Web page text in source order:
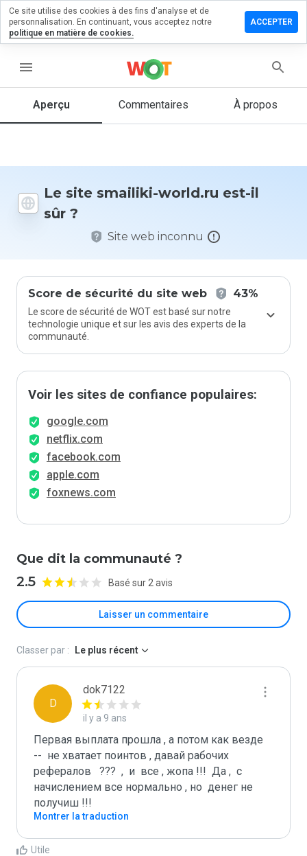
menu
Aperçu Commentaires À propos
Le site smailiki-world.ru est-il
sûr ?
Site web inconnu
Score de sécurité du site web 43%
Le score de sécurité de WOT est basé sur notre
technologie unique et sur les avis des experts de la
communauté.
Voir les sites de confiance populaires:
google.com
netflix.com
facebook.com
apple.com
foxnews.com
Que dit la communauté ?
2.5 Basé sur 2 avis
Laisser un commentaire
un
1 et 5
vous à ce
site ?
Classer par : Le plus récent
D
dok7122
il y a 9 ans
Первая выплата прошла , а потом как везде
--  не хватает поинтов , давай рабочих
рефералов   ???  ,  и  все , жопа !!!  Да ,  с
начислением все нормально , но  денег не
получиш !!!
Montrer la traduction
Utile
Ce site utilise des cookies à des fins d'analyse et de
personnalisation. En continuant, vous acceptez notre
politique en matière de cookies.
ACCEPTER